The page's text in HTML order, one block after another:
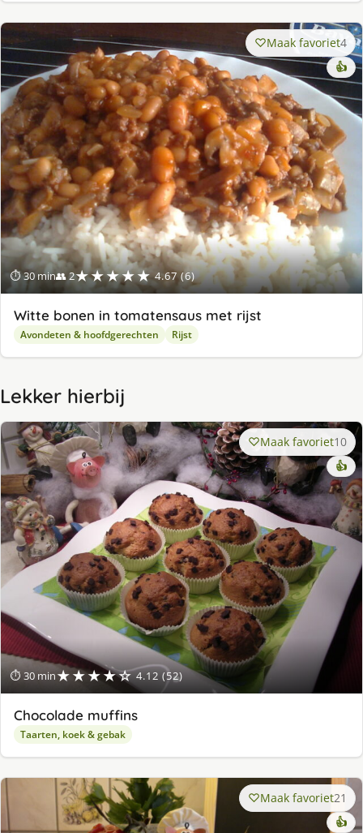
⏱ 30 min👥 2★★★★★ 4.67 (6)
Maak favoriet4
👍
Witte bonen in tomatensaus met rijst
Avondeten & hoofdgerechten Rijst
Lekker hierbij
⏱ 30 min★★★★☆ 4.12 (52)
Maak favoriet10
👍
Chocolade muffins
Taarten, koek & gebak
Maak favoriet21
👍